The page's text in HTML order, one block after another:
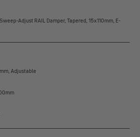
Adjust RAIL Damper, Tapered, 15x110mm, E-
Adjustable